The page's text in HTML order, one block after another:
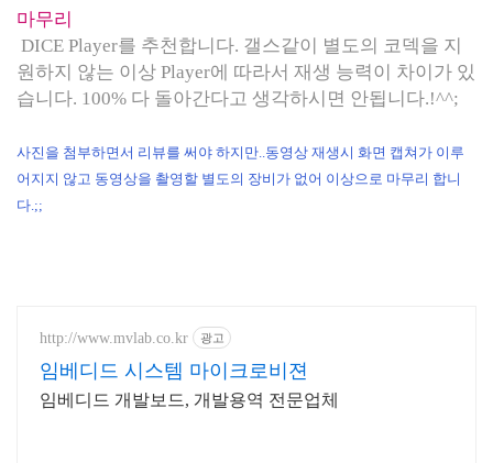
마무리
DICE Player를 추천합니다. 갤스같이 별도의 코덱을 지
원하지 않는 이상 Player에 따라서 재생 능력이 차이가 있
습니다. 100% 다 돌아간다고 생각하시면 안됩니다.!^^;
사진을 첨부하면서 리뷰를 써야 하지만..동영상 재생시 화면 캡쳐가 이루
어지지 않고 동영상을 촬영할 별도의 장비가 없어 이상으로 마무리 합니
다.;;
http://www.mvlab.co.kr 광고
임베디드 시스템 마이크로비젼
임베디드 개발보드, 개발용역 전문업체